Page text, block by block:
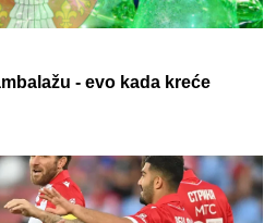
- evo kada kreće